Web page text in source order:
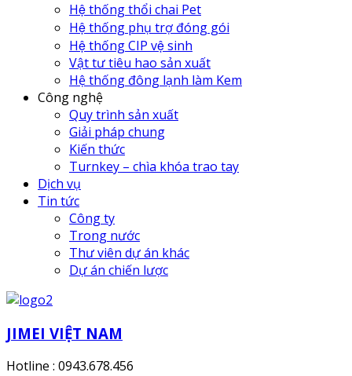
Hệ thống thổi chai Pet
Hệ thống phụ trợ đóng gói
Hệ thống CIP vệ sinh
Vật tư tiêu hao sản xuất
Hệ thống đông lạnh làm Kem
Công nghệ
Quy trình sản xuất
Giải pháp chung
Kiến thức
Turnkey – chìa khóa trao tay
Dịch vụ
Tin tức
Công ty
Trong nước
Thư viên dự án khác
Dự án chiến lược
JIMEI VIỆT NAM
Hotline : 0943.678.456